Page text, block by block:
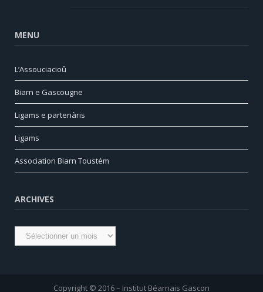
MENU
L’Assouciacioû
Biarn e Gascougne
Ligams e partenàris
Ligams
Association Biarn Toustém
ARCHIVES
Archives
Copyright © 2016 – Institut Béarnais Gascon